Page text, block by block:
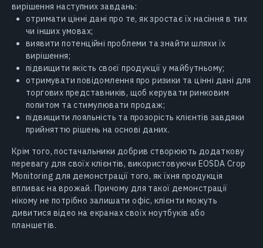
вирішення наступних завдань:
отримати цінні дані про те, як зростає їх насіння в тих
чи інших умовах;
виявити потенційні проблеми та знайти шляхи їх
вирішення;
підвищити якість своєї продукції у майбутньому;
отримувати повідомлення про ризики та цінні дані для
торгових представників, щоб керувати ринковим
попитом та стимулювати продаж;
підвищити лояльність та прозорість клієнтів завдяки
прийняттю рішень на основі даних.
Крім того, постачальники добрив створюють додаткову
перевагу для своїх клієнтів, використовуючи EOSDA Crop
Monitoring для демонстрації того, як їхня продукція
впливає на врожай. Причому для такої демонстрації
нікому не потрібно залишати офіс, клієнти можуть
дивитися відео на екранах своїх ноутбуків або
планшетів.